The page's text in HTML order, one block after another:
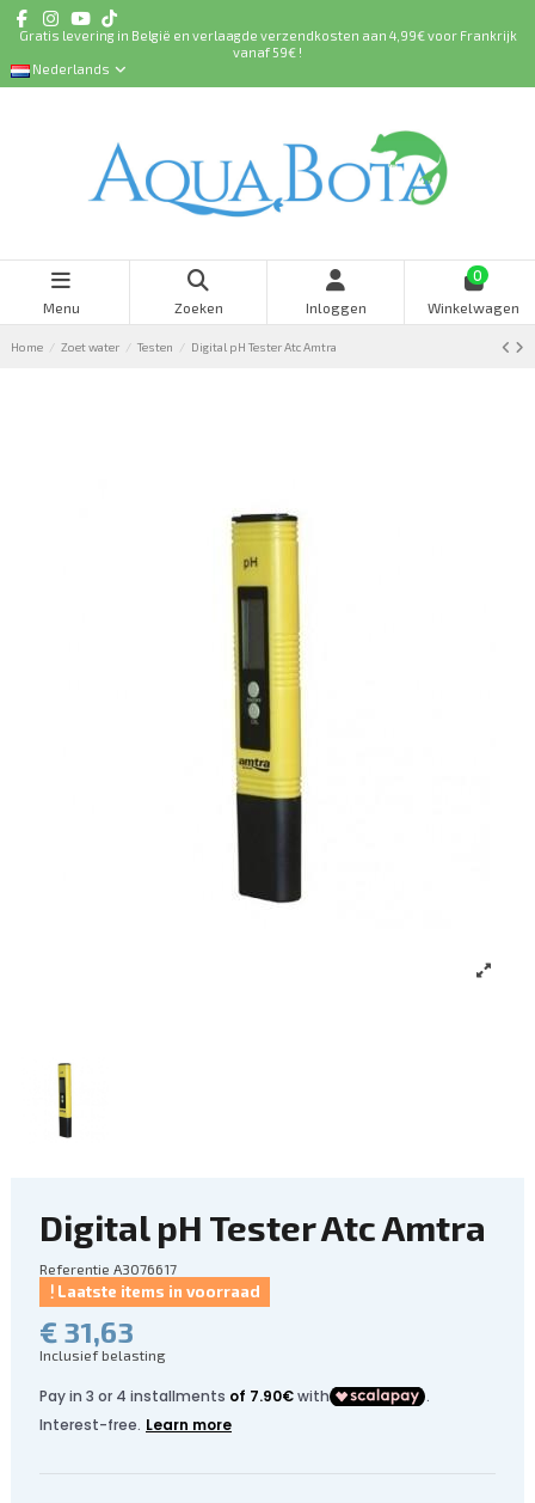
Gratis levering in België en verlaagde verzendkosten aan 4,99€ voor Frankrijk
vanaf 59€ !
Nederlands
Menu Zoeken Inloggen
0
Winkelwagen
Home Zoet water Testen Digital pH Tester Atc Amtra
Digital pH Tester Atc Amtra
Referentie A3076617
Laatste items in voorraad
€ 31,63
Inclusief belasting